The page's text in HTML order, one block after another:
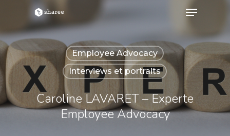
Hit enter to search or ESC to close
Employee Advocacy
Interviews et portraits
Caroline LAVARET – Experte
Employee Advocacy